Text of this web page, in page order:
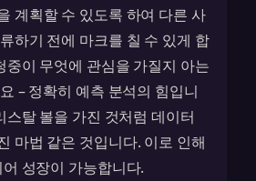
계획할 수 있도록 하여 다른 사
하기 전에 마크를 칠 수 있게 합
중이 무엇에 관심을 가질지 아는
– 정확히 예측 분석의 힘입니
스탈 볼을 가진 것처럼 데이터
마법 같은 것입니다. 이로 인해
성장이 가능합니다.